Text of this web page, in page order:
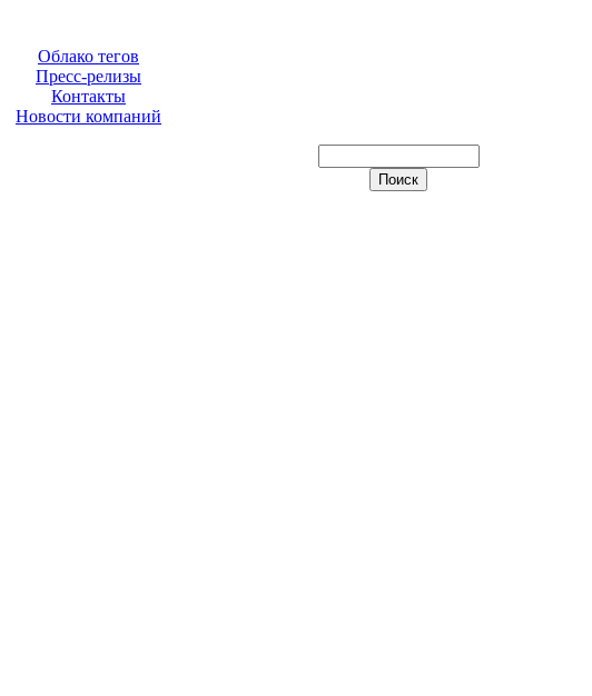
Облако тегов
Пресс-релизы
Контакты
Новости компаний